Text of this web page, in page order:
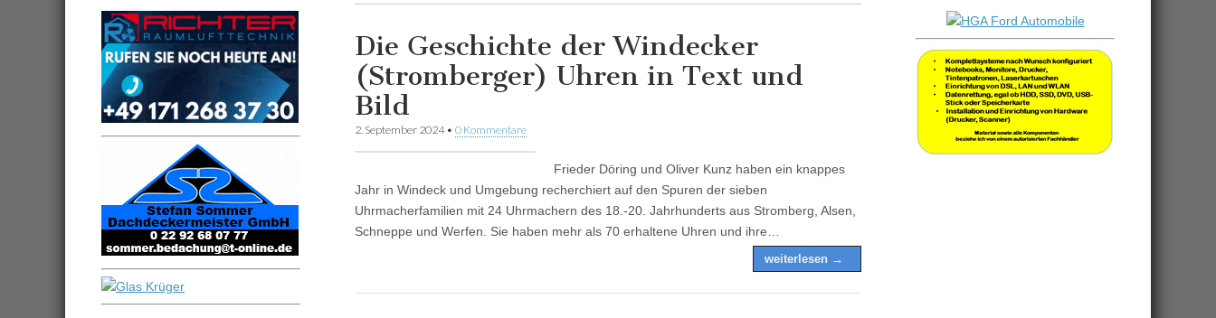
Die Geschichte der Windecker
(Stromberger) Uhren in Text und
Bild
2. September 2024• 0 Kommentare
Frieder Döring und Oliver Kunz haben ein knappes
Jahr in Windeck und Umgebung recherchiert auf den Spuren der sieben
Uhrmacherfamilien mit 24 Uhrmachern des 18.-20. Jahrhunderts aus Stromberg, Alsen,
Schneppe und Werfen. Sie haben mehr als 70 erhaltene Uhren und ihre…
weiterlesen →